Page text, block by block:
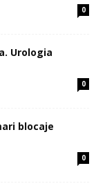
0
Urologia
0
blocaje
0